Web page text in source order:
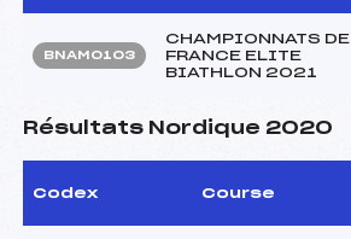
BNAM0103
CHAMPIONNATS DE
FRANCE ELITE
BIATHLON 2021
Résultats Nordique 2020
Codex Course